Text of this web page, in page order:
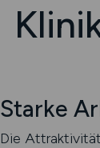
Starke
Die